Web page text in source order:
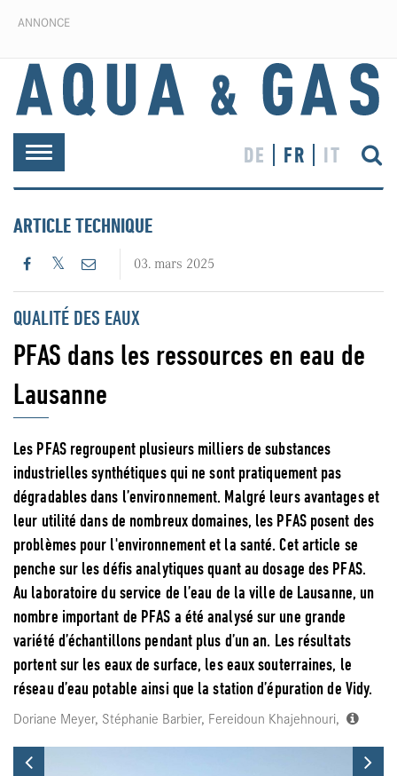
ANNONCE
Toggle
navigation
DE FR IT
ARTICLE TECHNIQUE
03. mars 2025
QUALITÉ DES EAUX
PFAS dans les ressources en eau de
Lausanne
Les PFAS regroupent plusieurs milliers de substances
industrielles synthétiques qui ne sont pratiquement pas
dégradables dans l’environnement. Malgré leurs avantages et
leur utilité dans de nombreux domaines, les PFAS posent des
problèmes pour l'environnement et la santé. Cet article se
penche sur les défis analytiques quant au dosage des PFAS.
Au laboratoire du service de l’eau de la ville de Lausanne, un
nombre important de PFAS a été analysé sur une grande
variété d’échantillons pendant plus d’un an. Les résultats
portent sur les eaux de surface, les eaux souterraines, le
réseau d’eau potable ainsi que la station d’épuration de Vidy.
Doriane Meyer, Stéphanie Barbier, Fereidoun Khajehnouri,
Previous